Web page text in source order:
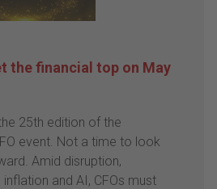
the financial top on May
25th edition of the
event. Not a time to look
Amid disruption,
and AI, CFOs must